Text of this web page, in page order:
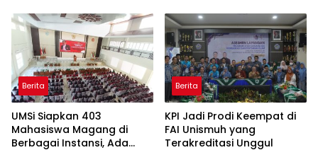
Berita
UMSi Siapkan 403
Mahasiswa Magang di
Berbagai Instansi, Ada
Berita
KPI Jadi Prodi Keempat di
FAI Unismuh yang
Terakreditasi Unggul